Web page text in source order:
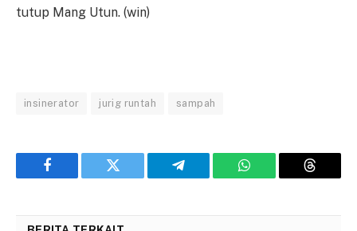
tutup Mang Utun. (win)
insinerator jurig runtah sampah
Facebook Twitter Telegram WhatsApp Threads